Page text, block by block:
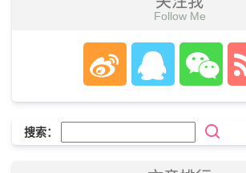
Follow Me
搜索：